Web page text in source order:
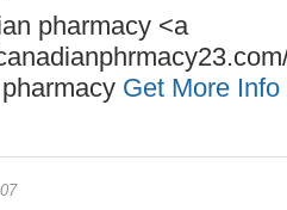
pharmacy <a
Get More Info